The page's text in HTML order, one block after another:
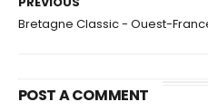
Bretagne Classic - Ouest-
POST A COMMENT